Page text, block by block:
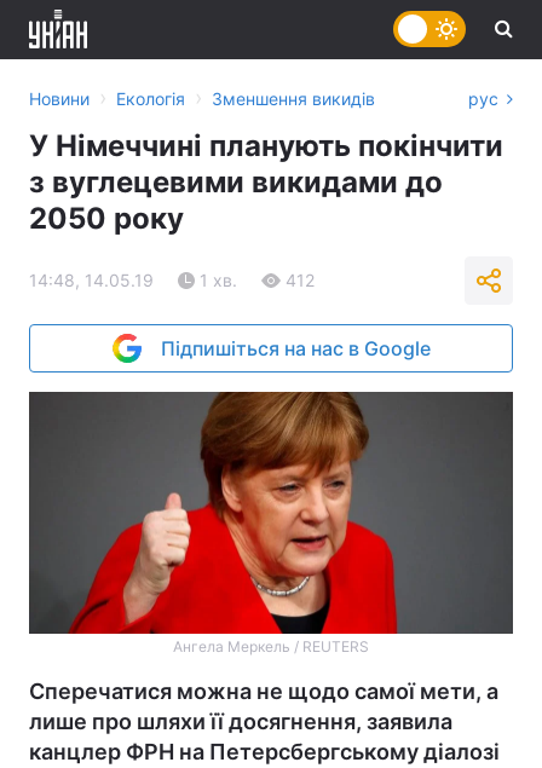
Новини › Екологія › Зменшення викидів рус
У Німеччині планують покінчити
з вуглецевими викидами до
2050 року
14:48, 14.05.19 1 хв. 412
Підпишіться на нас в Google
Ангела Меркель / REUTERS
Сперечатися можна не щодо самої мети, а
лише про шляхи її досягнення, заявила
канцлер ФРН на Петерсбергському діалозі